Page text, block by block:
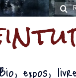
:
Bio, expos,